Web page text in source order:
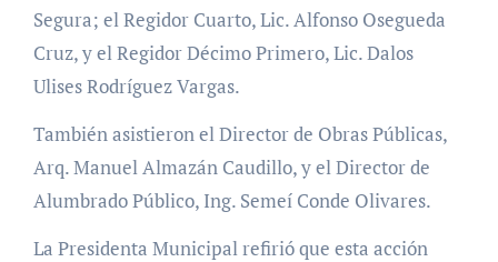
Segura; el Regidor Cuarto, Lic. Alfonso Osegueda
Cruz, y el Regidor Décimo Primero, Lic. Dalos
Ulises Rodríguez Vargas.
También asistieron el Director de Obras Públicas,
Arq. Manuel Almazán Caudillo, y el Director de
Alumbrado Público, Ing. Semeí Conde Olivares.
La Presidenta Municipal refirió que esta acción